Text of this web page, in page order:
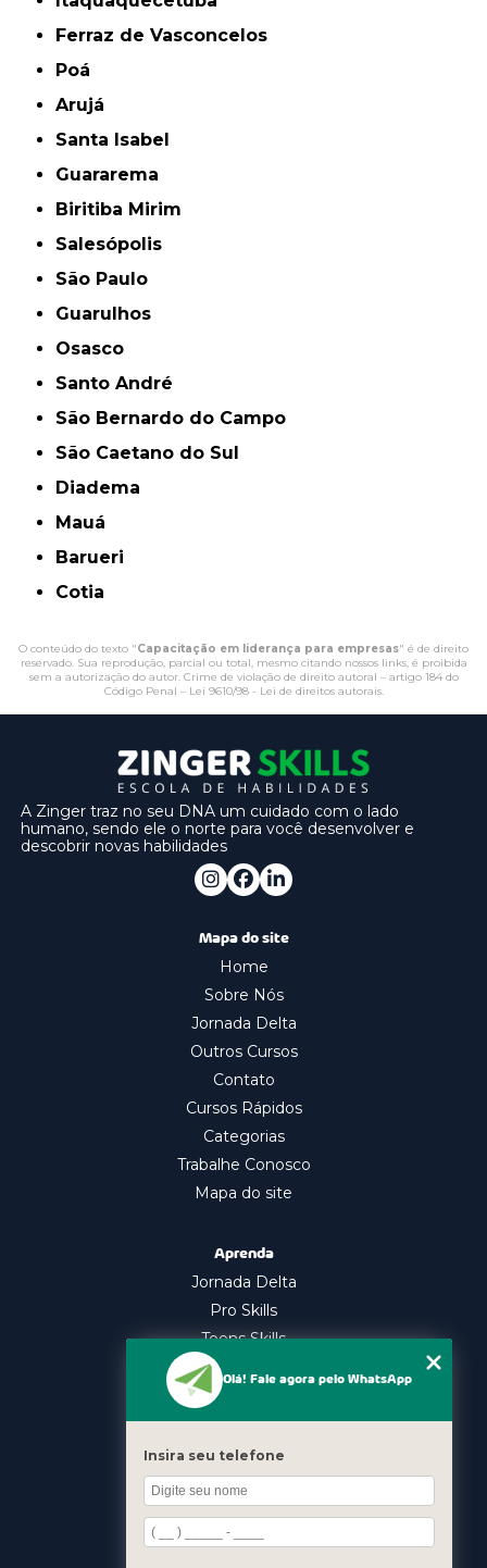
Ferraz de Vasconcelos
Poá
Arujá
Santa Isabel
Guararema
Biritiba Mirim
Salesópolis
São Paulo
Guarulhos
Osasco
Santo André
São Bernardo do Campo
São Caetano do Sul
Diadema
Mauá
Barueri
Cotia
O conteúdo do texto "Capacitação em liderança para empresas" é de direito
reservado. Sua reprodução, parcial ou total, mesmo citando nossos links, é proibida
sem a autorização do autor. Crime de violação de direito autoral – artigo 184 do
Código Penal – Lei 9610/98 - Lei de direitos autorais.
A Zinger traz no seu DNA um cuidado com o lado
humano, sendo ele o norte para você desenvolver e
descobrir novas habilidades
Mapa do site
Home
Sobre Nós
Jornada Delta
Outros Cursos
Contato
Cursos Rápidos
Categorias
Trabalhe Conosco
Mapa do site
Aprenda
Jornada Delta
Pro Skills
Teens Skills
In Company
Oratória
Gestão Emocional
Liderança
Olá! Fale agora pelo WhatsApp
Insira seu telefone